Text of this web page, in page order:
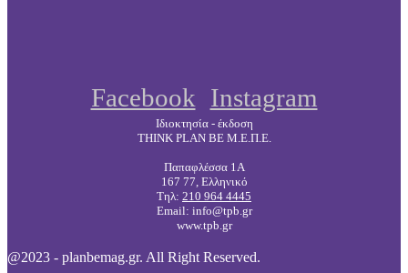
Facebook Instagram
Ιδιοκτησία - έκδοση
THINK PLAN BE Μ.Ε.Π.Ε.
Παπαφλέσσα 1Α
167 77, Ελληνικό
Τηλ: 210 964 4445
Email: info@tpb.gr
www.tpb.gr
@2023 - planbemag.gr. All Right Reserved.